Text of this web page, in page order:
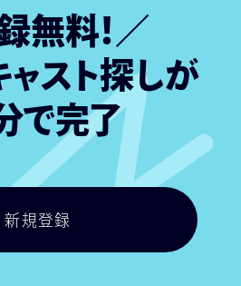
無料！／
スト探しが
で完了
新規登録